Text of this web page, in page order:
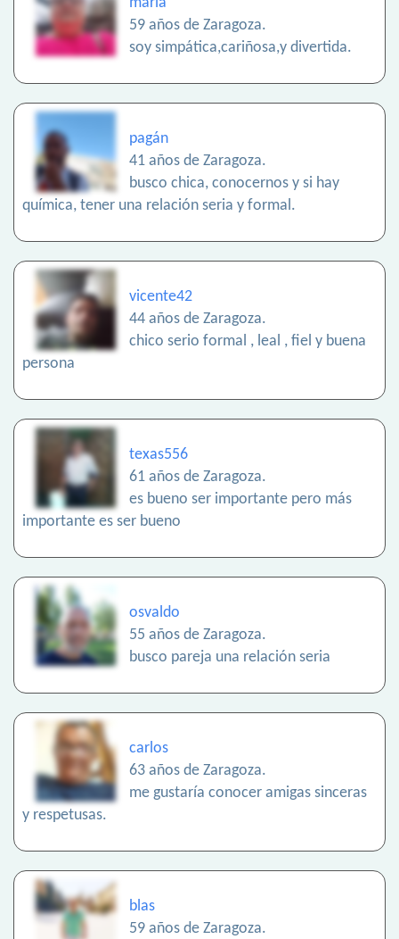
59 años de Zaragoza.
soy simpática,cariñosa,y divertida.
pagán
41 años de Zaragoza.
busco chica, conocernos y si hay
química, tener una relación seria y formal.
vicente42
44 años de Zaragoza.
chico serio formal , leal , fiel y buena
persona
texas556
61 años de Zaragoza.
es bueno ser importante pero más
importante es ser bueno
osvaldo
55 años de Zaragoza.
busco pareja una relación seria
carlos
63 años de Zaragoza.
me gustaría conocer amigas sinceras
y respetusas.
blas
59 años de Zaragoza.